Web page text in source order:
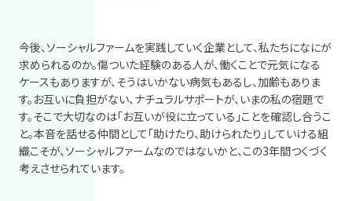
今後、ソーシャルファームを実践していく企業として、私たちになにが
求められるのか。傷ついた経験のある人が、働くことで元気になる
ケースもありますが、そうはいかない病気もあるし、加齢もありま
す。お互いに負担がない、ナチュラルサポートが、いまの私の宿題で
す。そこで大切なのは「お互いが役に立っている」ことを確認し合うこ
と。本音を話せる仲間として「助けたり、助けられたり」していける組
織こそが、ソーシャルファームなのではないかと、この3年間つくづく
考えさせられています。